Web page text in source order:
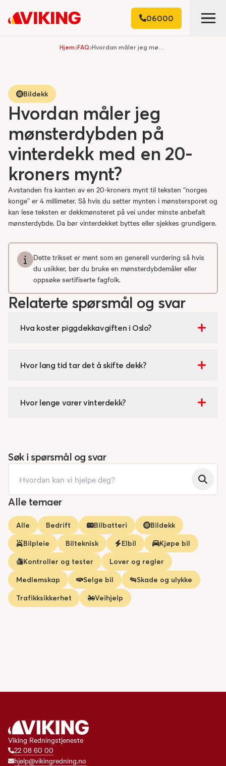
06000
Hjem FAQ Hvordan måler jeg mønsterdybden på vinterdekk med en 20-kroners mynt?
Bildekk
Hvordan måler jeg
mønsterdybden på
vinterdekk med en 20-
kroners mynt?
Avstanden fra kanten av en 20-kroners mynt til teksten “norges
konge” er 4 millimeter. Så hvis du setter mynten i mønstersporet og
kan lese teksten er dekkmønsteret på vei under minste anbefalt
mønsterdybde. Da bør vinterdekket byttes eller sjekkes grundigere.
Dette trikset er ment som en generell vurdering så hvis
du usikker, bør du bruke en mønsterdybdemåler eller
oppsøke sertifiserte fagfolk.
Relaterte spørsmål og svar
Hva koster piggdekkavgiften i Oslo?
Hvor lang tid tar det å skifte dekk?
Hvor lenge varer vinterdekk?
Søk i spørsmål og svar
Alle temaer
Alle Bedrift Bilbatteri
Bildekk
Bilpleie
Bilteknisk Elbil
Kjøpe bil
Kontroller og tester
Lover og regler
Medlemskap
Selge bil
Skade og ulykke
Trafikksikkerhet
Veihjelp
Viking Redningstjeneste
22 08 60 00
hjelp@vikingredning.no